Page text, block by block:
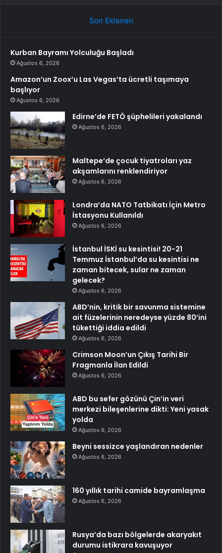
Son Eklenen
Kurban Bayramı Yolculuğu Başladı
Ağustos 6, 2026
Amazon’un Zoox’u Las Vegas’ta ücretli taşımaya
başlıyor
Ağustos 6, 2026
Edirne’de FETÖ şüphelileri yakalandı
Ağustos 6, 2026
Maltepe’de çocuk tiyatroları yaz
akşamlarını renklendiriyor
Ağustos 6, 2026
Londra’da NATO Tatbikatı İçin Metro
İstasyonu Kullanıldı
Ağustos 6, 2026
İstanbul İSKİ su kesintisi! 20-21
Temmuz İstanbul’da su kesintisi ne
zaman bitecek, sular ne zaman
gelecek?
Ağustos 6, 2026
ABD’nin, kritik bir savunma sistemine
ait füzelerinin neredeyse yüzde 80’ini
tükettiği iddia edildi
Ağustos 6, 2026
Crimson Moon’un Çıkış Tarihi Bir
Fragmanla İlan Edildi
Ağustos 6, 2026
ABD bu sefer gözünü Çin’in veri
merkezi bileşenlerine dikti: Yeni yasak
yolda
Ağustos 6, 2026
Beyni sessizce yaşlandıran nedenler
Ağustos 6, 2026
160 yıllık tarihi camide bayramlaşma
Ağustos 6, 2026
Rusya’da bazı bölgelerde akaryakıt
durumu istikrara kavuşuyor